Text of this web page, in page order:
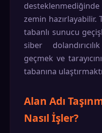
zemin
tabanlı sunucu
siber
geçmek ve
tabanına
Alan Adı
Nasıl İşler?